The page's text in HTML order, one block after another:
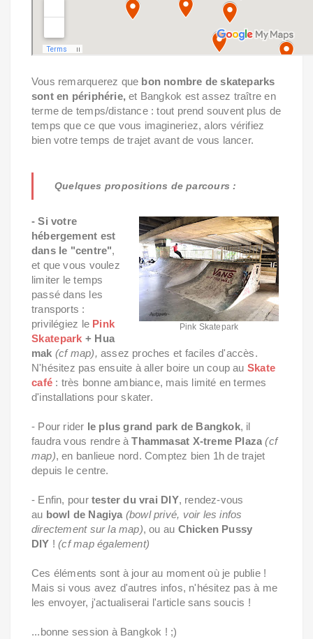
Vous remarquerez que bon nombre de skateparks
sont en périphérie, et Bangkok est assez traître en
terme de temps/distance : tout prend souvent plus de
temps que ce que vous imagineriez, alors vérifiez
bien votre temps de trajet avant de vous lancer.
Quelques propositions de parcours :
Pink Skatepark
- Si votre
hébergement est
dans le "centre",
et que vous voulez
limiter le temps
passé dans les
transports :
privilégiez le Pink
Skatepark + Hua
mak (cf map), assez proches et faciles d'accès.
N'hésitez pas ensuite à aller boire un coup au Skate
café : très bonne ambiance, mais limité en termes
d'installations pour skater.
- Pour rider le plus grand park de Bangkok, il
faudra vous rendre àThammasat X-treme Plaza (cf
map), en banlieue nord. Comptez bien 1h de trajet
depuis le centre.
- Enfin, pourtester du vrai DIY, rendez-vous
au bowl de Nagiya (bowl privé, voir les infos
directement sur la map), ou au Chicken Pussy
DIY !(cf map également)
Ces éléments sont à jour au moment où je publie !
Mais si vous avez d'autres infos, n'hésitez pas à me
les envoyer, j'actualiserai l'article sans soucis !
...bonne session à Bangkok ! ;)